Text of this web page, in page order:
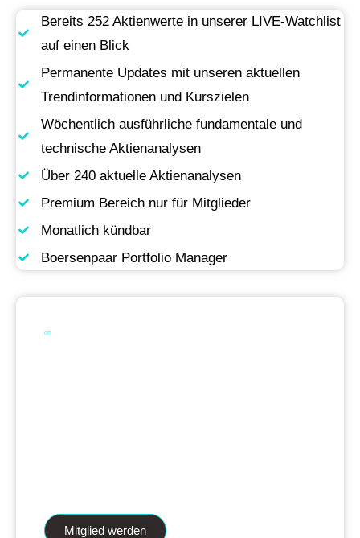
Bereits 252 Aktienwerte in unserer LIVE-Watchlist
auf einen Blick
Permanente Updates mit unseren aktuellen
Trendinformationen und Kurszielen
Wöchentlich ausführliche fundamentale und
technische Aktienanalysen
Über 240 aktuelle Aktienanalysen
Premium Bereich nur für Mitglieder
Monatlich kündbar
Boersenpaar Portfolio Manager
Mitglied werden